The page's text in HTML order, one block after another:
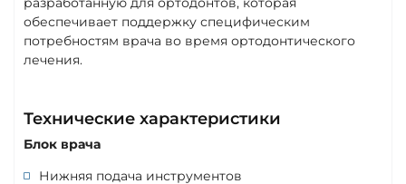
обеспечивает поддержку специфическим
потребностям врача во время ортодонтического
лечения.
Технические характеристики
Блок врача
Нижняя подача инструментов